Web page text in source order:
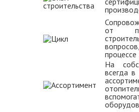
от
процессе
На
всегда в